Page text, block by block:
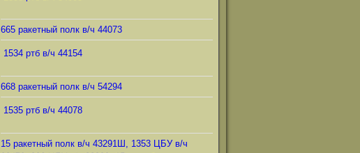
665 ракетный полк в/ч 44073
1534 ртб в/ч 44154
668 ракетный полк в/ч 54294
1535 ртб в/ч 44078
15 ракетный полк в/ч 43291Ш, 1353 ЦБУ в/ч